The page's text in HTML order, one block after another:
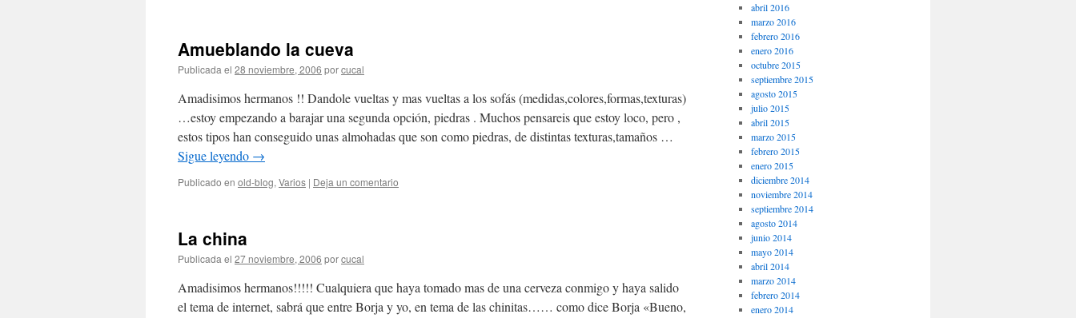
Amueblando la cueva
Publicada el 28 noviembre, 2006 porcucal
Amadisimos hermanos !! Dandole vueltas y mas vueltas a los sofás (medidas,colores,formas,texturas)
…estoy empezando a barajar una segunda opción, piedras . Muchos pensareis que estoy loco, pero ,
estos tipos han conseguido unas almohadas que son como piedras, de distintas texturas,tamaños …
Sigue leyendo →
Publicado en old-blog, Varios | Deja un comentario
La china
Publicada el 27 noviembre, 2006 porcucal
Amadisimos hermanos!!!!! Cualquiera que haya tomado mas de una cerveza conmigo y haya salido
el tema de internet, sabrá que entre Borja y yo, en tema de las chinitas…… como dice Borja «Bueno,
abril 2016
marzo 2016
febrero 2016
enero 2016
octubre 2015
septiembre 2015
agosto 2015
julio 2015
abril 2015
marzo 2015
febrero 2015
enero 2015
diciembre 2014
noviembre 2014
septiembre 2014
agosto 2014
junio 2014
mayo 2014
abril 2014
marzo 2014
febrero 2014
enero 2014